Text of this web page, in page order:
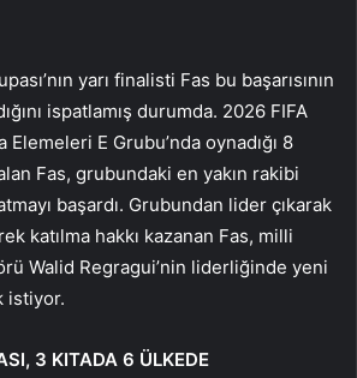
yarı finalisti Fas bu başarısının
ispatlamış durumda. 2026 FIFA
Elemeleri E Grubu’nda oynadığı 8
Fas, grubundaki en yakın rakibi
başardı. Grubundan lider çıkarak
katılma hakkı kazanan Fas, milli
Walid Regragui’nin liderliğinde yeni
istiyor.
3 KITADA 6 ÜLKEDE